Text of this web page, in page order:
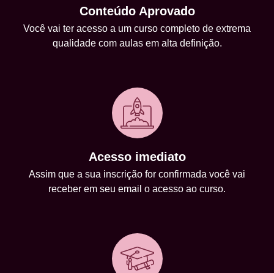
Conteúdo Aprovado
Você vai ter acesso a um curso completo de extrema
qualidade com aulas em alta definição.
Acesso imediato
Assim que a sua inscrição for confirmada você vai
receber em seu email o acesso ao curso.